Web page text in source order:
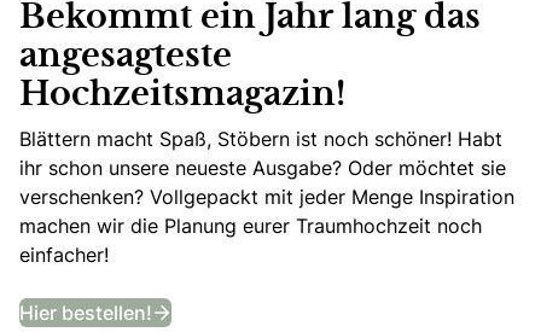
Bekommt ein Jahr lang das
angesagteste
Hochzeitsmagazin!
Blättern macht Spaß, Stöbern ist noch schöner! Habt
ihr schon unsere neueste Ausgabe? Oder möchtet sie
verschenken? Vollgepackt mit jeder Menge Inspiration
machen wir die Planung eurer Traumhochzeit noch
einfacher!
Hier bestellen! Bekommt ein Jahr lang das